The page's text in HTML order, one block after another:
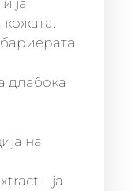
длабока
на
– ја